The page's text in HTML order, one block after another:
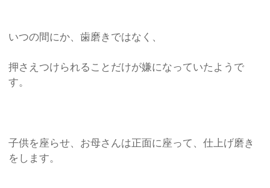
いつの間にか、歯磨きではなく、
押さえつけられることだけが嫌になっていたようで
す。
子供を座らせ、お母さんは正面に座って、仕上げ磨き
をします。